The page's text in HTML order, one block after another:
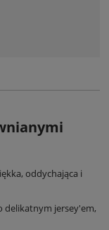
oddychająca i
delikatnym jersey'em,